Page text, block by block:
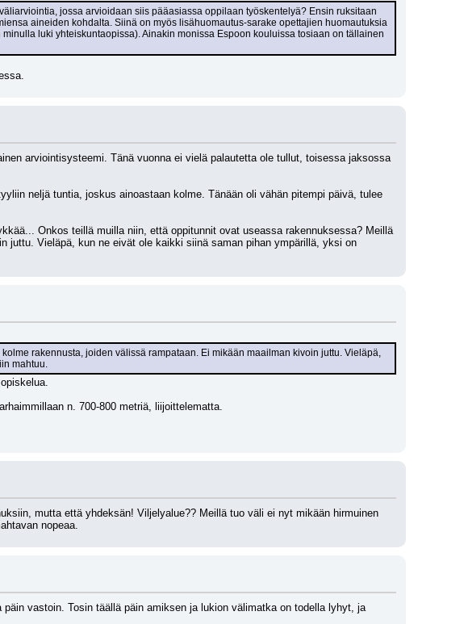
jossa arvioidaan siis pääasiassa oppilaan työskentelyä? Ensin ruksitaan
aineiden kohdalta. Siinä on myös lisähuomautus-sarake opettajien huomautuksia
luki yhteiskuntaopissa). Ainakin monissa Espoon kouluissa tosiaan on tällainen
arviointisysteemi. Tänä vuonna ei vielä palautetta ole tullut, toisessa jaksossa
neljä tuntia, joskus ainoastaan kolme. Tänään oli vähän pitempi päivä, tulee
Onkos teillä muilla niin, että oppitunnit ovat useassa rakennuksessa? Meillä
juttu. Vieläpä, kun ne eivät ole kaikki siinä saman pihan ympärillä, yksi on
rakennusta, joiden välissä rampataan. Ei mikään maailman kivoin juttu. Vieläpä,
mahtuu.
n. 700-800 metriä, liijoittelematta.
mutta että yhdeksän! Viljelyalue?? Meillä tuo väli ei nyt mikään hirmuinen
nopeaa.
vastoin. Tosin täällä päin amiksen ja lukion välimatka on todella lyhyt, ja